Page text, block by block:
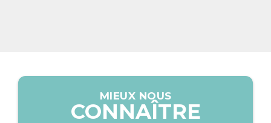
MIEUX NOUS
CONNAÎTRE